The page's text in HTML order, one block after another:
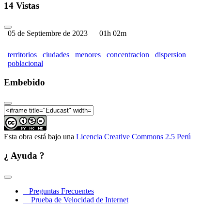
14 Vistas
05 de Septiembre de 2023 01h 02m
territorios ciudades menores concentracion
dispersion
poblacional
Embebido
Esta obra está bajo una Licencia Creative Commons 2.5 Perú
¿ Ayuda ?
Preguntas Frecuentes
Prueba de Velocidad de Internet